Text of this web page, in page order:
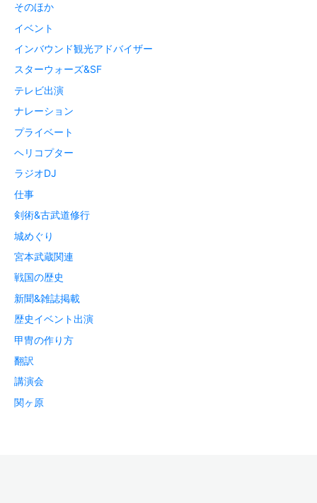
そのほか
イベント
インバウンド観光アドバイザー
スターウォーズ&SF
テレビ出演
ナレーション
プライベート
ヘリコプター
ラジオDJ
仕事
剣術&古武道修行
城めぐり
宮本武蔵関連
戦国の歴史
新聞&雑誌掲載
歴史イベント出演
甲冑の作り方
翻訳
講演会
関ヶ原